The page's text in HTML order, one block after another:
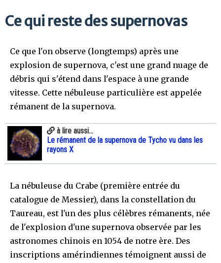
Ce qui reste des supernovas
Ce que l'on observe (longtemps) après une
explosion de supernova, c'est une grand nuage de
débris qui s'étend dans l'espace à une grande
vitesse. Cette nébuleuse particulière est appelée
rémanent de la supernova.
à lire aussi...
Le rémanent de la supernova de Tycho vu dans les
rayons X
La nébuleuse du Crabe (première entrée du
catalogue de Messier), dans la constellation du
Taureau, est l'un des plus célèbres rémanents, née
de l'explosion d'une supernova observée par les
astronomes chinois en 1054 de notre ère. Des
inscriptions amérindiennes témoignent aussi de